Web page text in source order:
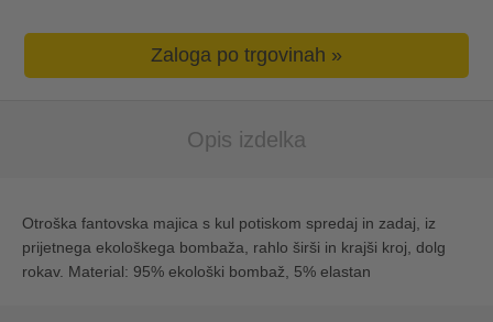
Zaloga po trgovinah »
Opis izdelka
Otroška fantovska majica s kul potiskom spredaj in zadaj, iz
prijetnega ekološkega bombaža, rahlo širši in krajši kroj, dolg
rokav. Material: 95% ekološki bombaž, 5% elastan